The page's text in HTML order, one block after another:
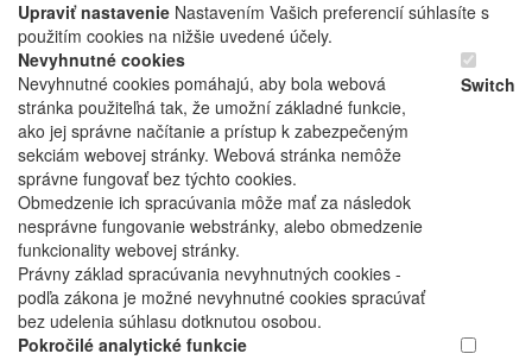
Upraviť nastavenie Nastavením Vašich preferencií súhlasíte s
použitím cookies na nižšie uvedené účely.
Nevyhnutné cookies
Nevyhnutné cookies pomáhajú, aby bola webová
stránka použiteľná tak, že umožní základné funkcie,
ako jej správne načítanie a prístup k zabezpečeným
sekciám webovej stránky. Webová stránka nemôže
správne fungovať bez týchto cookies.
Obmedzenie ich spracúvania môže mať za následok
nesprávne fungovanie webstránky, alebo obmedzenie
funkcionality webovej stránky.
Právny základ spracúvania nevyhnutných cookies -
podľa zákona je možné nevyhnutné cookies spracúvať
bez udelenia súhlasu dotknutou osobou.
Switch
Pokročilé analytické funkcie